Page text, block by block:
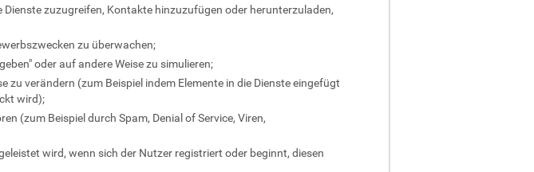
zuzugreifen, Kontakte hinzuzufügen oder herunterzuladen,
zu überwachen;
oder auf andere Weise zu simulieren;
zu verändern (zum Beispiel indem Elemente in die Dienste eingefügt
wird);
(zum Beispiel durch Spam, Denial of Service, Viren,
wird, wenn sich der Nutzer registriert oder beginnt, diesen